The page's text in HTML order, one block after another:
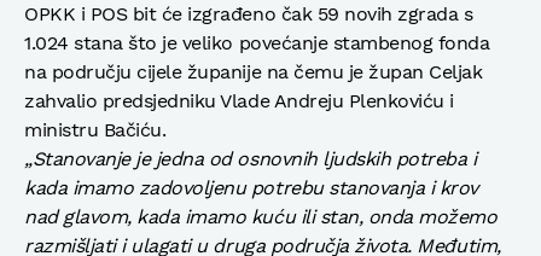
OPKK i POS bit će izgrađeno čak 59 novih zgrada s
1.024 stana što je veliko povećanje stambenog fonda
na području cijele županije na čemu je župan Celjak
zahvalio predsjedniku Vlade Andreju Plenkoviću i
ministru Bačiću.
„Stanovanje je jedna od osnovnih ljudskih potreba i
kada imamo zadovoljenu potrebu stanovanja i krov
nad glavom, kada imamo kuću ili stan, onda možemo
razmišljati i ulagati u druga područja života. Međutim,